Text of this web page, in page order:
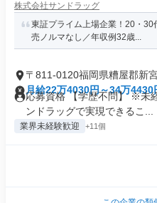
株式会社サンドラッグ
東証プライム上場企業！20・30
売ノルマなし／年収例32歳...
〒811-0120福岡県糟屋郡新
月給22万4030円～34万4430
応募資格 【学歴不問】 ※未
ンドラッグで実現できるこ...
業界未経験歓迎 +11個